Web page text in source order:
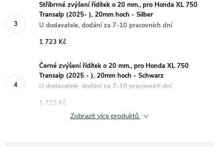
Stříbrrné zvýšení řídítek o 20 mm., pro Honda XL 750
Transalp (2025- ), 20mm hoch - Silber
U dodavatele, dodání za 7-10 pracovních dní
1 723 Kč
Černé zvýšení řídítek o 20 mm., pro Honda XL 750
Transalp (2025 - ), 20mm hoch - Schwarz
U dodavatele, dodání za 7-10 pracovních dní
1 723 Kč
Zobrazit více produktů